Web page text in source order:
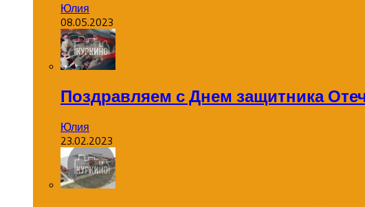
Юлия
08.05.2023
Поздравляем с Днем защитника
Юлия
23.02.2023